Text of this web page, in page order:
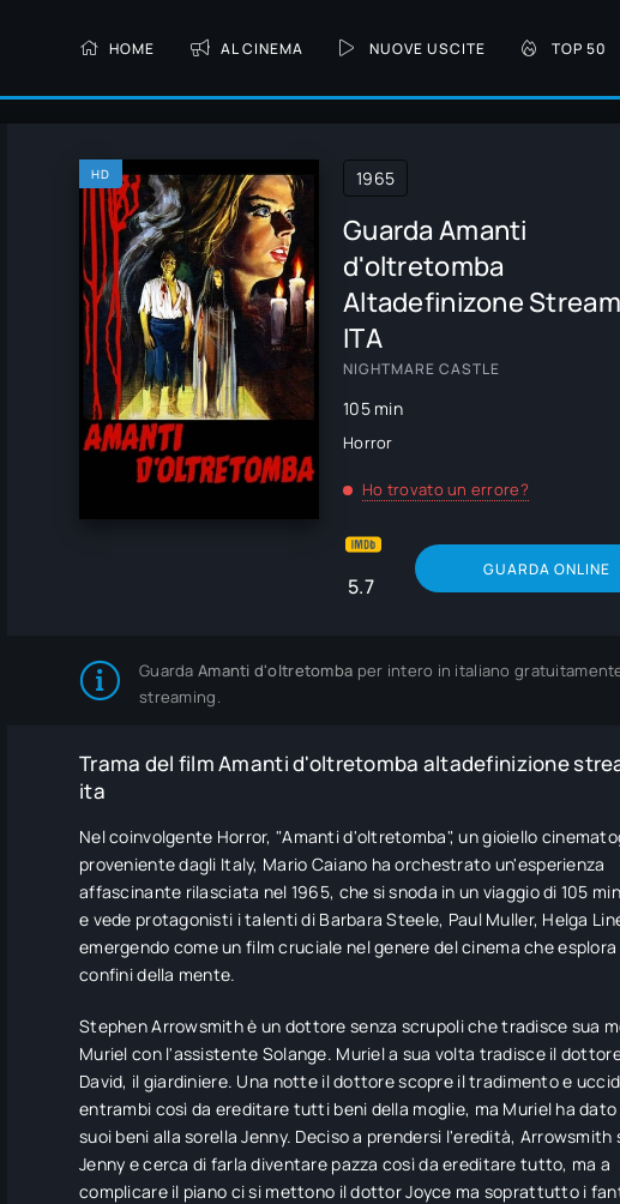
HOME AL CINEMA NUOVE USCITE TOP 50
HD
Guarda Amanti
d'oltretomba
Altadefinizone
ITA
NIGHTMARE CASTLE
105 min
Horror
1965
Ho trovato un errore?
5.7
GUARDA ONLINE
Guarda Amanti d'oltretomba per intero in italiano
streaming.
Trama del film Amanti d'oltretomba altadefinizione
ita
Nel coinvolgente Horror, "Amanti d'oltretomba", un gioiello
proveniente dagli Italy, Mario Caiano ha orchestrato un'esperienza
affascinante rilasciata nel 1965, che si snoda in un viaggio di 105
e vede protagonisti i talenti di Barbara Steele, Paul Muller, Helga
emergendo come un film cruciale nel genere del cinema che esplora
confini della mente.
Stephen Arrowsmith è un dottore senza scrupoli che tradisce sua
Muriel con l'assistente Solange. Muriel a sua volta tradisce il
David, il giardiniere. Una notte il dottore scopre il tradimento e
entrambi così da ereditare tutti beni della moglie, ma Muriel ha
suoi beni alla sorella Jenny. Deciso a prendersi l'eredità, Arrowsmith
Jenny e cerca di farla diventare pazza così da ereditare tutto, ma a
complicare il piano ci si mettono il dottor Joyce ma soprattutto i